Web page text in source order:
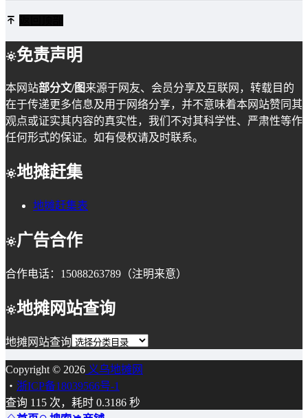
免责声明
本网站部分文/图来源于网友、会员分享及互联网，转载目的
在于传递更多信息及用于网络分享，并不意味着本网站赞同其
观点或证实其内容的真实性，我们不对其科学性、严肃性等作
任何形式的保证。如有侵权请及时联系。
地摊赶集
地摊赶集表
广告合作
合作电话：15088263789（注明来意）
地摊网站查询
地摊网站查询
Copyright © 2026 义乌地摊网
・ 浙ICP备18039566号-1
查询 115 次，耗时 0.3186 秒